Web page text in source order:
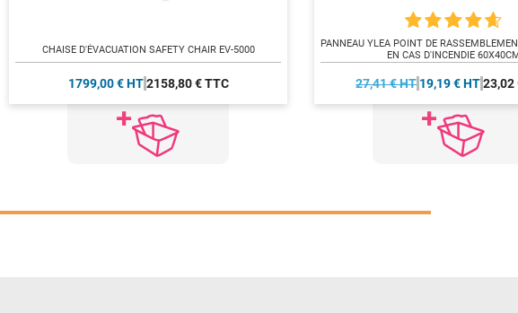
CHAISE D'ÉVACUATION SAFETY CHAIR EV-5000
1799,00 € HT 2158,80 € TTC
PANNEAU YLEA POINT DE
EN CAS D'INCENDIE
27,41 € HT 19,19 € HT23,02